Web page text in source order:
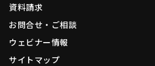
資料請求
お問合せ・ご相談
ウェビナー情報
サイトマップ